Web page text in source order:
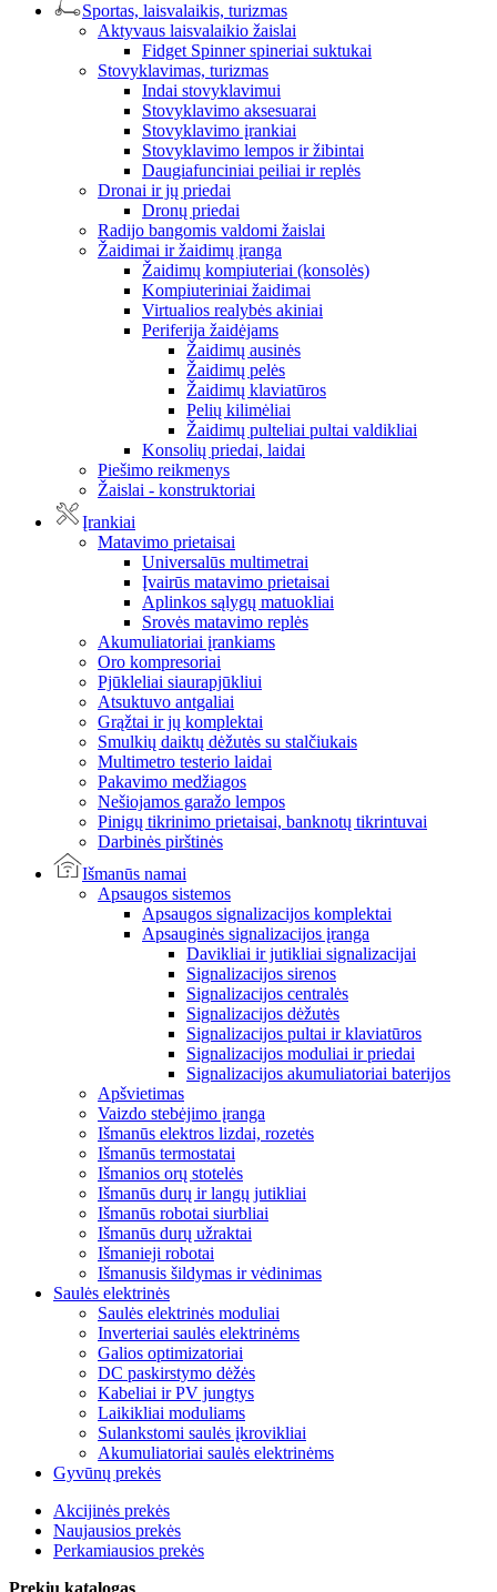
Sportas, laisvalaikis, turizmas
Aktyvaus laisvalaikio žaislai
Fidget Spinner spineriai suktukai
Stovyklavimas, turizmas
Indai stovyklavimui
Stovyklavimo aksesuarai
Stovyklavimo įrankiai
Stovyklavimo lempos ir žibintai
Daugiafunciniai peiliai ir replės
Dronai ir jų priedai
Dronų priedai
Radijo bangomis valdomi žaislai
Žaidimai ir žaidimų įranga
Žaidimų kompiuteriai (konsolės)
Kompiuteriniai žaidimai
Virtualios realybės akiniai
Periferija žaidėjams
Žaidimų ausinės
Žaidimų pelės
Žaidimų klaviatūros
Pelių kilimėliai
Žaidimų pulteliai pultai valdikliai
Konsolių priedai, laidai
Piešimo reikmenys
Žaislai - konstruktoriai
Įrankiai
Matavimo prietaisai
Universalūs multimetrai
Įvairūs matavimo prietaisai
Aplinkos sąlygų matuokliai
Srovės matavimo replės
Akumuliatoriai įrankiams
Oro kompresoriai
Pjūkleliai siaurapjūkliui
Atsuktuvo antgaliai
Grąžtai ir jų komplektai
Smulkių daiktų dėžutės su stalčiukais
Multimetro testerio laidai
Pakavimo medžiagos
Nešiojamos garažo lempos
Pinigų tikrinimo prietaisai, banknotų tikrintuvai
Darbinės pirštinės
Išmanūs namai
Apsaugos sistemos
Apsaugos signalizacijos komplektai
Apsauginės signalizacijos įranga
Davikliai ir jutikliai signalizacijai
Signalizacijos sirenos
Signalizacijos centralės
Signalizacijos dėžutės
Signalizacijos pultai ir klaviatūros
Signalizacijos moduliai ir priedai
Signalizacijos akumuliatoriai baterijos
Apšvietimas
Vaizdo stebėjimo įranga
Išmanūs elektros lizdai, rozetės
Išmanūs termostatai
Išmanios orų stotelės
Išmanūs durų ir langų jutikliai
Išmanūs robotai siurbliai
Išmanūs durų užraktai
Išmanieji robotai
Išmanusis šildymas ir vėdinimas
Saulės elektrinės
Saulės elektrinės moduliai
Inverteriai saulės elektrinėms
Galios optimizatoriai
DC paskirstymo dėžės
Kabeliai ir PV jungtys
Laikikliai moduliams
Sulankstomi saulės įkrovikliai
Akumuliatoriai saulės elektrinėms
Gyvūnų prekės
Akcijinės prekės
Naujausios prekės
Perkamiausios prekės
Prekių katalogas